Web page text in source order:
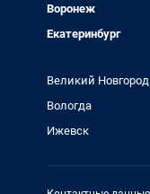
Воронеж
Екатеринбург
Великий Новгород
Вологда
Ижевск